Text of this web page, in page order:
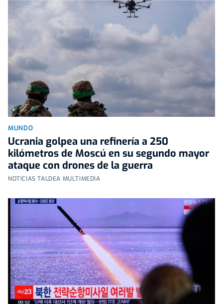
MUNDO
Ucrania golpea una refinería a 250
kilómetros de Moscú en su segundo mayor
ataque con drones de la guerra
NOTICIAS TALDEA MULTIMEDIA